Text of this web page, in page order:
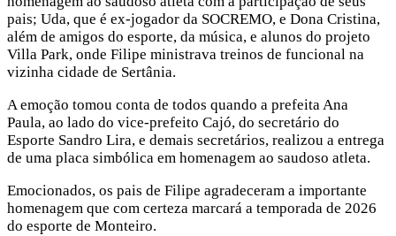
pais; Uda, que é ex-jogador da SOCREMO, e Dona Cristina,
além de amigos do esporte, da música, e alunos do projeto
Villa Park, onde Filipe ministrava treinos de funcional na
vizinha cidade de Sertânia.
A emoção tomou conta de todos quando a prefeita Ana
Paula, ao lado do vice-prefeito Cajó, do secretário do
Esporte Sandro Lira, e demais secretários, realizou a entrega
de uma placa simbólica em homenagem ao saudoso atleta.
Emocionados, os pais de Filipe agradeceram a importante
homenagem que com certeza marcará a temporada de 2026
do esporte de Monteiro.